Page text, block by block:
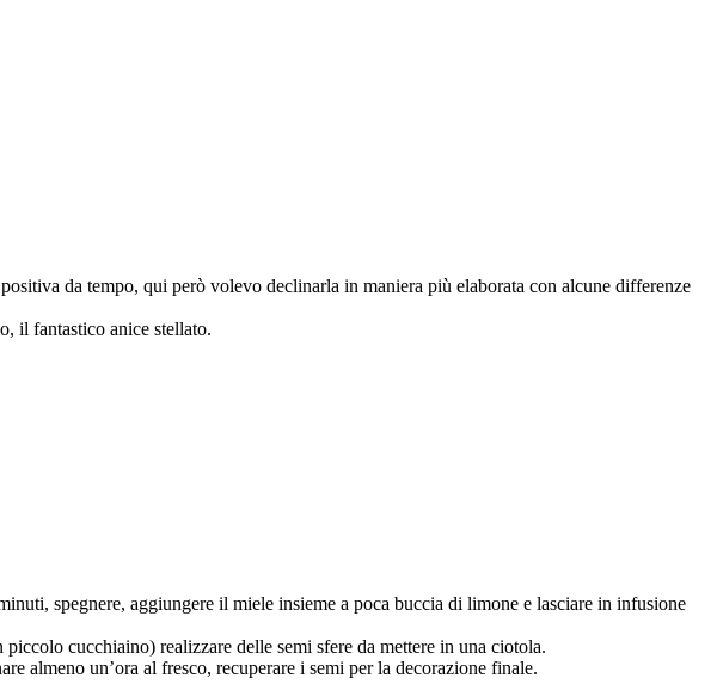
da tempo, qui però volevo declinarla in maniera più elaborata con alcune differenze
il fantastico anice stellato.
spegnere, aggiungere il miele insieme a poca buccia di limone e lasciare in infusione
cucchiaino) realizzare delle semi sfere da mettere in una ciotola.
almeno un’ora al fresco, recuperare i semi per la decorazione finale.